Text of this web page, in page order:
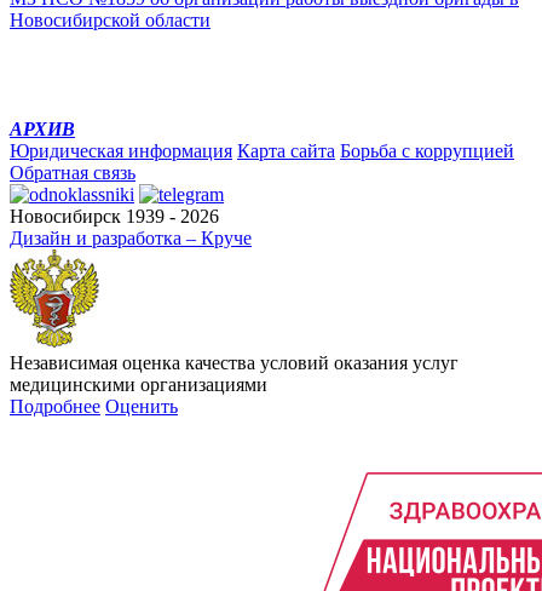
Новосибирской области
АРХИВ
Юридическая информация Карта сайта Борьба с коррупцией
Обратная связь
Новосибирск 1939 - 2026
Дизайн и разработка – Круче
Независимая оценка качества условий оказания услуг
медицинскими организациями
Подробнее Оценить